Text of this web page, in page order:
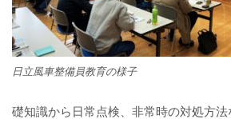
日立風車整備員教育の様子
礎知識から日常点検、非常時の対処方